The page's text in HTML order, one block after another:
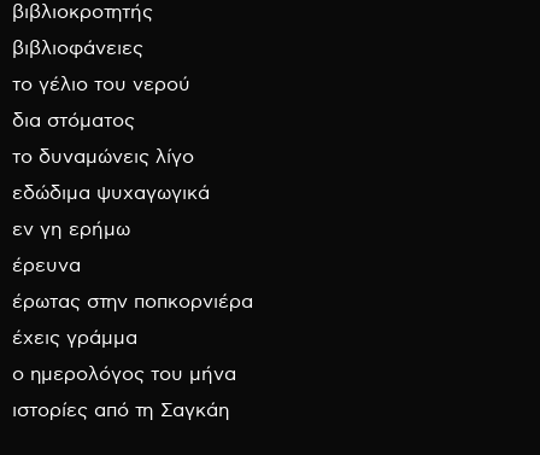
βιβλιοκροτητής
βιβλιοφάνειες
το γέλιο του νερού
δια στόματος
το δυναμώνεις λίγο
εδώδιμα ψυχαγωγικά
εν γη ερήμω
έρευνα
έρωτας στην ποπκορνιέρα
έχεις γράμμα
ο ημερολόγος του μήνα
ιστορίες από τη Σαγκάη